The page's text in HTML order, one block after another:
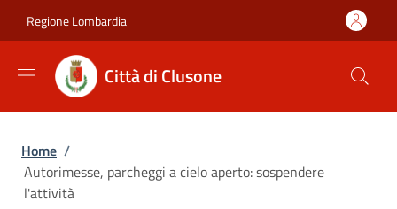
Regione Lombardia
Città di Clusone
Briciole di pane
Home /
Autorimesse, parcheggi a cielo aperto: sospendere
l'attività